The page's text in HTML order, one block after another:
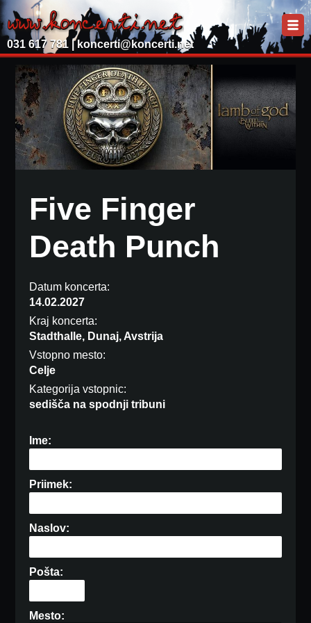
031 617 781 | koncerti@koncerti.net
Five Finger
Death Punch
Datum koncerta:
14.02.2027
Kraj koncerta:
Stadthalle, Dunaj, Avstrija
Vstopno mesto:
Celje
Kategorija vstopnic:
sedišča na spodnji tribuni
Ime:
Priimek:
Naslov:
Pošta:
Mesto: